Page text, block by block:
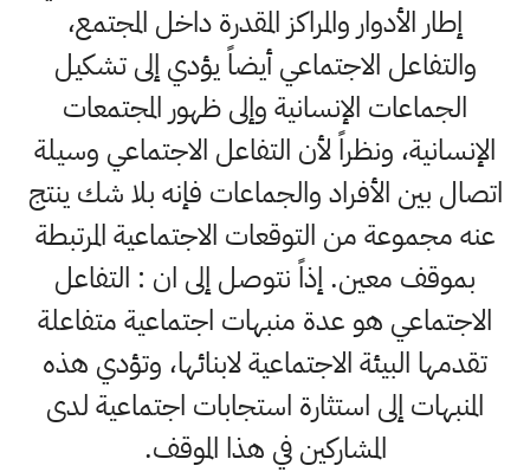
إطار الأدوار والمراكز المقدرة داخل المجتمع،
والتفاعل الاجتماعي أيضاً يؤدي إلى تشكيل
الجماعات الإنسانية وإلى ظهور المجتمعات
الإنسانية، ونظراً لأن التفاعل الاجتماعي وسيلة
اتصال بين الأفراد والجماعات فإنه بلا شك ينتج
عنه مجموعة من التوقعات الاجتماعية المرتبطة
بموقف معين. إذاً نتوصل إلى ان : التفاعل
الاجتماعي هو عدة منبهات اجتماعية متفاعلة
تقدمها البيئة الاجتماعية لابنائها، وتؤدي هذه
المنبهات إلى استثارة استجابات اجتماعية لدى
المشاركين في هذا الموقف.